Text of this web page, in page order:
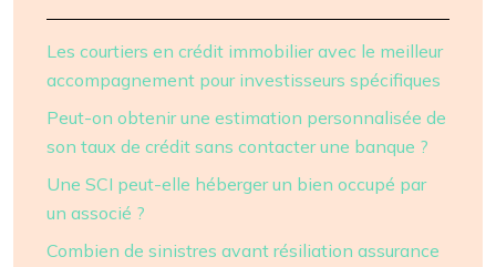
Les courtiers en crédit immobilier avec le meilleur
accompagnement pour investisseurs spécifiques
Peut-on obtenir une estimation personnalisée de
son taux de crédit sans contacter une banque ?
Une SCI peut-elle héberger un bien occupé par
un associé ?
Combien de sinistres avant résiliation assurance